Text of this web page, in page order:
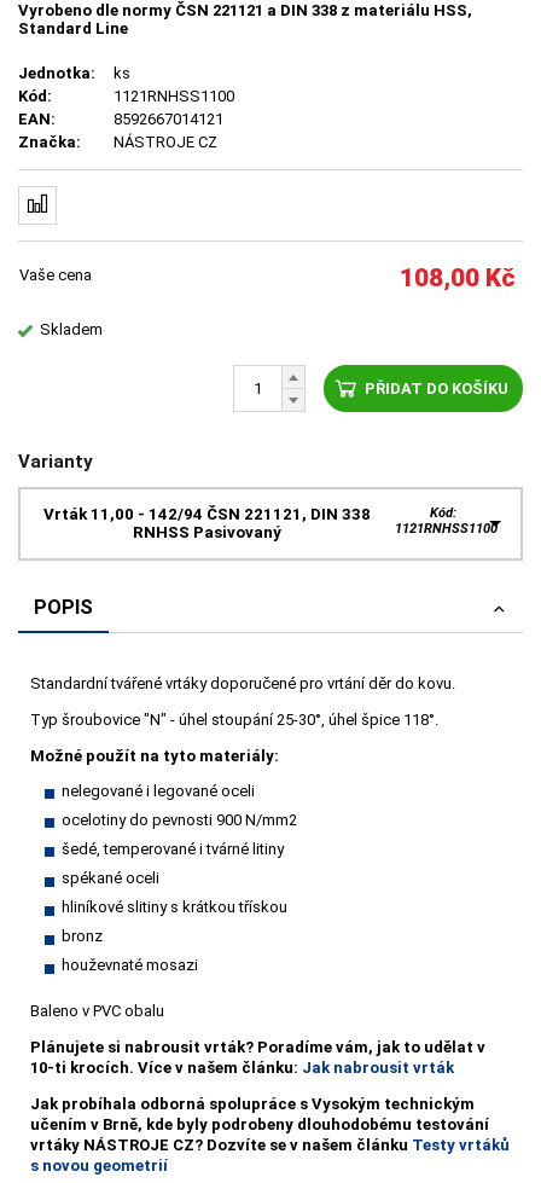
Vyrobeno dle normy ČSN 221121 a DIN 338 z materiálu HSS,
Standard Line
Jednotka:
ks
Kód:
1121RNHSS1100
EAN:
8592667014121
Značka:
NÁSTROJE CZ
Vaše cena 108,00 Kč
Skladem
PŘIDAT DO KOŠÍKU
Varianty
Vrták 11,00 - 142/94 ČSN 221121, DIN 338
RNHSS Pasivovaný
Kód:
1121RNHSS1100
POPIS
Standardní tvářené vrtáky doporučené pro vrtání děr do kovu.
Typ šroubovice "N" - úhel stoupání 25-30°, úhel špice 118°.
Možné použít na tyto materiály:
nelegované i legované oceli
ocelotiny do pevnosti 900 N/mm2
šedé, temperované i tvárné litiny
spékané oceli
hliníkové slitiny s krátkou třískou
bronz
houževnaté mosazi
Baleno v PVC obalu
Plánujete si nabrousit vrták? Poradíme vám, jak to udělat v
10-ti krocích. Více v našem článku: Jak nabrousit vrták
Jak probíhala odborná spolupráce s Vysokým technickým
učením v Brně, kde byly podrobeny dlouhodobému testování
vrtáky NÁSTROJE CZ? Dozvíte se v našem článku Testy vrtáků
s novou geometrií